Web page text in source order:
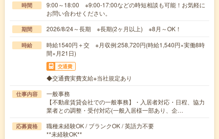
時間
9:00～18:00 ※9:00-17:00などの時短相談も可能！お気軽に
お問い合わせください。
期間 2026/8/24～長期 ※長期(2ヶ月以上) ※8月～OK！
時給
時給1540円＋交 ※月収例:258,720円(時給1,540円×実働8時
間×月21日)
交通費
◆交通費実費支給※当社規定あり
仕事内容
一般事務
【不動産賃貸会社での一般事務】・入居者対応・日程、協力
業者との調整・受付対応(一般入居様一部あり、企…
応募資格
職種未経験OK / ブランクOK / 英語力不要
**未経験OK**